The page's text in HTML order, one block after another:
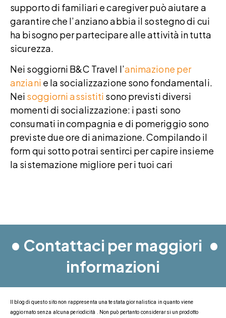
supporto di familiari e caregiver può aiutare a
garantire che l’anziano abbia il sostegno di cui
ha bisogno per partecipare alle attività in tutta
sicurezza.
Nei soggiorni B&C Travel l’animazione per
anziani e la socializzazione sono fondamentali.
Nei soggiorni assistiti sono previsti diversi
momenti di socializzazione: i pasti sono
consumati in compagnia e di pomeriggio sono
previste due ore di animazione. Compilando il
form qui sotto potrai sentirci per capire insieme
la sistemazione migliore per i tuoi cari
• Contattaci per maggiori
informazioni
•
Il blog di questo sito non rappresenta una testata giornalistica in quanto viene
aggiornato senza alcuna periodicità . Non può pertanto considerarsi un prodotto